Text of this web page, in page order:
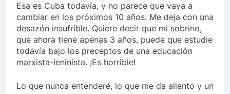
Esa es Cuba todavía, y no parece que vaya a
cambiar en los próximos 10 años. Me deja con una
desazón insufrible. Quiere decir que mi sobrino,
que ahora tiene apenas 3 años, puede que estudie
todavía bajo los preceptos de una educación
marxista-leninista. ¡Es horrible!
Lo que nunca entenderé, lo que me da aliento y un